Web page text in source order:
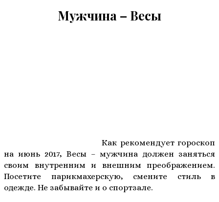
Мужчина – Весы
Как рекомендует гороскоп
на июнь 2017, Весы – мужчина должен заняться
своим внутренним и внешним преображением.
Посетите парикмахерскую, смените стиль в
одежде. Не забывайте и о спортзале.